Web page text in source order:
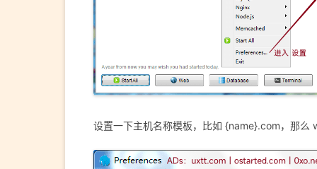
设置一下主机名称模板，比如 {name}.com，那